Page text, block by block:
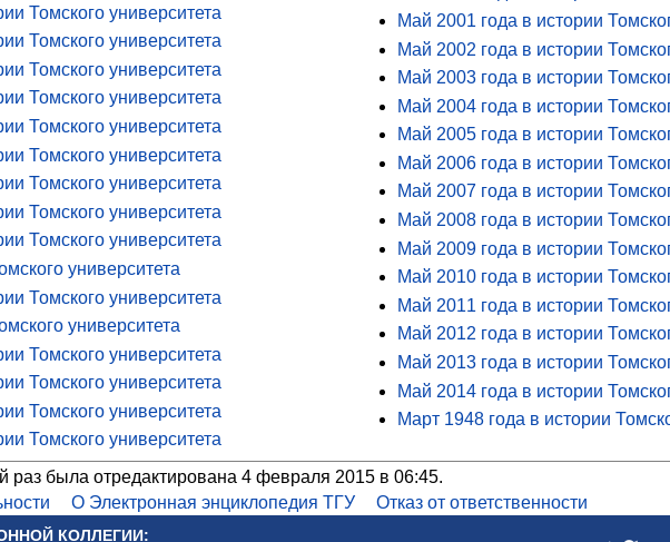
Томского университета
Томского университета
Томского университета
Томского университета
Томского университета
Томского университета
Томского университета
Томского университета
Томского университета
университета
Томского университета
университета
Томского университета
Томского университета
Томского университета
Томского университета
Май 2001 года в истории
Май 2002 года в истории
Май 2003 года в истории
Май 2004 года в истории
Май 2005 года в истории
Май 2006 года в истории
Май 2007 года в истории
Май 2008 года в истории
Май 2009 года в истории
Май 2010 года в истории
Май 2011 года в истории
Май 2012 года в истории
Май 2013 года в истории
Май 2014 года в истории
Март 1948 года в истории
раз была отредактирована 4 февраля 2015 в 06:45.
О Электронная энциклопедия ТГУ Отказ от ответственности
КОЛЛЕГИИ: